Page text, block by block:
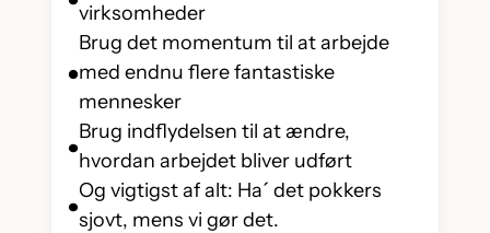
virksomheder
Brug det momentum til at arbejde
med endnu flere fantastiske
mennesker
Brug indflydelsen til at ændre,
hvordan arbejdet bliver udført
Og vigtigst af alt: Ha´ det pokkers
sjovt, mens vi gør det.